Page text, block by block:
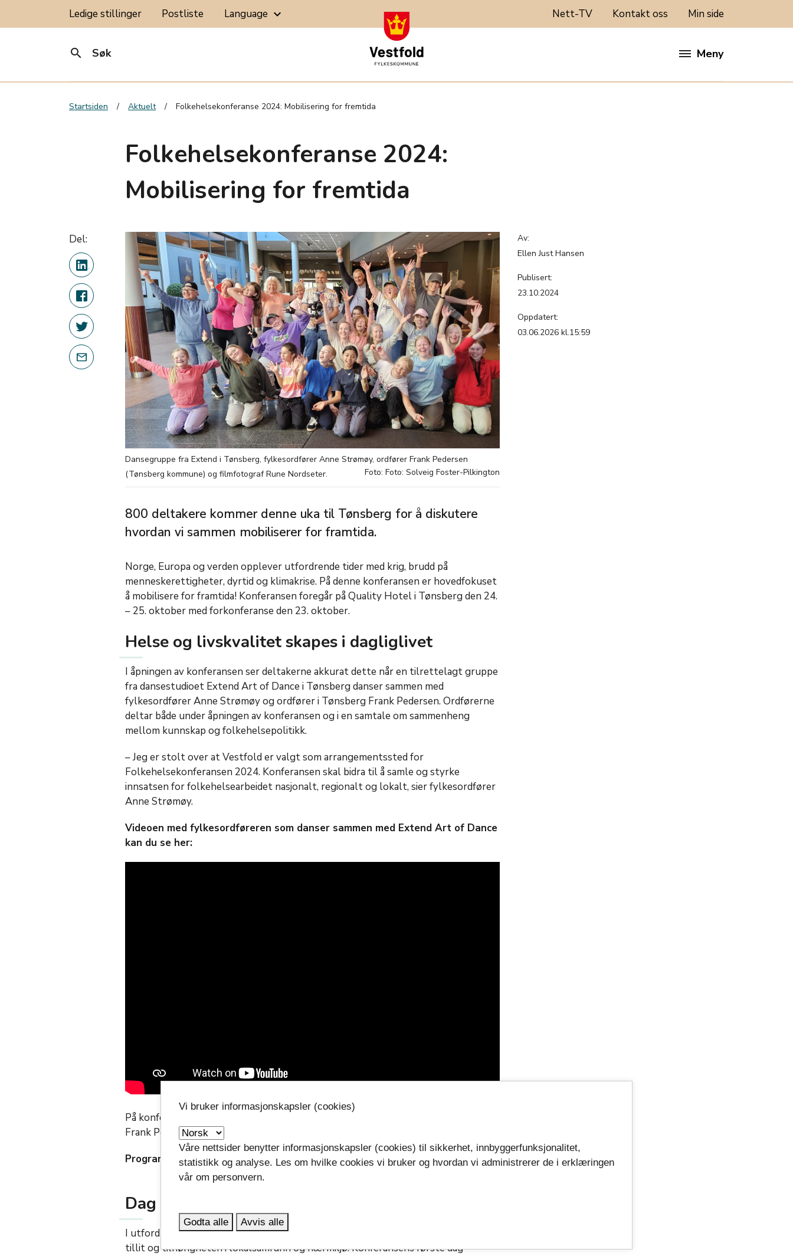
Ledige stillinger Postliste Language keyboard_arrow_down Nett-TV Kontakt oss Min side
search Søk Meny
Startsiden Aktuelt Folkehelsekonferanse 2024: Mobilisering for fremtida
Folkehelsekonferanse 2024:
Mobilisering for fremtida
Del:
Dansegruppe fra Extend i Tønsberg, fylkesordfører Anne Strømøy, ordfører Frank Pedersen
(Tønsberg kommune) og filmfotograf Rune Nordseter.
Foto: Foto: Solveig Foster-Pilkington
Av:
Ellen Just Hansen
Publisert:
23.10.2024
Oppdatert:
03.06.2026 kl.15:59
800 deltakere kommer denne uka til Tønsberg for å diskutere
hvordan vi sammen mobiliserer for framtida.
Norge, Europa og verden opplever utfordrende tider med krig, brudd på
menneskerettigheter, dyrtid og klimakrise. På denne konferansen er hovedfokuset
å mobilisere for framtida! Konferansen foregår på Quality Hotel i Tønsberg den 24.
– 25. oktober med forkonferanse den 23. oktober.
Helse og livskvalitet skapes i dagliglivet
I åpningen av konferansen ser deltakerne akkurat dette når en tilrettelagt gruppe
fra dansestudioet Extend Art of Dance i Tønsberg danser sammen med
fylkesordfører Anne Strømøy og ordfører i Tønsberg Frank Pedersen. Ordførerne
deltar både under åpningen av konferansen og i en samtale om sammenheng
mellom kunnskap og folkehelsepolitikk.
– Jeg er stolt over at Vestfold er valgt som arrangementssted for
Folkehelsekonferansen 2024. Konferansen skal bidra til å samle og styrke
innsatsen for folkehelsearbeidet nasjonalt, regionalt og lokalt, sier fylkesordfører
Anne Strømøy.
Videoen med fylkesordføreren som danser sammen med Extend Art of Dance
kan du se her:
På konferansen får deltakerne høre om erfaringer fra arbeidet i Vestfold. Ordfører
Frank Pedersen viser til flere gode eksempler i Tønsberg kommune.
Program forlaunch Folkehelsekonferansen 2024
Dag 1: Sosial bærekraft
I utfordrende tider er det viktigere enn noen gang å inkludere hverandre, ta vare på
tillit og tilhørigheten i lokalsamfunn og nærmiljø. Konferansens første dag
Vi bruker informasjonskapsler (cookies)
Våre nettsider benytter informasjonskapsler (cookies) til sikkerhet, innbyggerfunksjonalitet,
statistikk og analyse. Les om hvilke cookies vi bruker og hvordan vi administrerer de i erklæringen
vår om personvern.
Godta alle Avvis alle